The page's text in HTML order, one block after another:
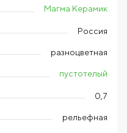
Магма Керамик
Россия
разноцветная
пустотелый
0,7
рельефная